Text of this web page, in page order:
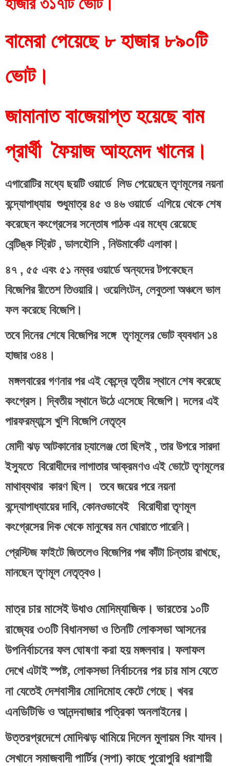
বামেরা পেয়েছে ৮ হাজার ৮৯০টি
ভোট।
জামানাত বাজেয়াপ্ত হয়েছে বাম
প্রার্থী  ফৈয়াজ আহমেদ খানের।
এগারোটির মধ্যে ছয়টি ওয়ার্ডে  লিড পেয়েছেন তৃণমূলের নয়না
বন্দ্যোপাধ্যায়  শুধুমাত্র ৪৫ ও ৪৬ ওয়ার্ডে  এগিয়ে থেকে শেষ
করেছেন কংগ্রেসের সন্তোষ পাঠক এর মধ্যে রেয়েছে
বেন্টিঙ্ক স্ট্রিট , ডালহৌসি , নিউমার্কেট এলাকা।
৪৭ , ৫৫ এবং ৫১ নম্বর ওয়ার্ডে অন্যদের টপকেছেন
বিজেপির রীতেশ তিওয়ারি। ওয়েলিংটন, লেবুতলা অঞ্চলে ভাল
ফল করেছে বিজেপি।
তবে দিনের শেষে বিজেপির সঙ্গে  তৃণমূলের ভোট ব্যবধান ১৪
হাজার ৩৪৪।
কংগ্রেস। দ্বিতীয় স্থানে উঠে এসেছে বিজেপি। দলের এই
পারফরম্যান্সে খুশি বিজেপি নেতৃত্ব
মোদী ঝড় আটকানোর চ্যালেঞ্জ তো ছিলই , তার উপরে সারদা
ইস্যুতে  বিরোধীদের লাগাতার আক্রমণও এই ভোটে তৃণমূলের
মাথাব্যথার  কারণ ছিল।  তবে জয়ের পরে নয়না
বন্দ্যোপাধ্যায়ের দাবি, কোনওভাবেই   বিরোধীরা তৃণমূল
কংগ্রেসের দিক থেকে মানুষের মন ঘোরাতে পারেনি।
প্রেস্টিজ ফাইটে জিতলেও বিজেপির পদ্ম কাঁটা চিন্তায় রাখছে,
মানছেন তৃণমূল নেতৃত্বও।
মাত্র চার মাসেই উধাও মোদিম্যাজিক। ভারতের ১০টি
রাজ্যের ৩৩টি বিধানসভা ও তিনটি লোকসভা আসনের
উপনির্বাচনের ফল ঘোষণা করা হয় মঙ্গলবার। ফলাফল
দেখে এটাই স্পষ্ট, লোকসভা নির্বাচনের পর চার মাস যেতে
না যেতেই দেশবাসীর মোদিমোহ কেটে গেছে। খবর
এনডিটিভি ও আনন্দবাজার পত্রিকা অনলাইনের।
উত্তরপ্রদেশে মোদিঝড় থামিয়ে দিলেন মুলায়ম সিং যাদব।
সেখানে সমাজবাদী পার্টির (সপা) কাছে পুরোপুরি ধরাশায়ী